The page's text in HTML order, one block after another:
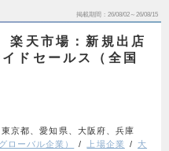
掲載期間 26/08/02～26/08/15
天市場：新規出店
ドセールス（全国
京都、愛知県、大阪府、兵庫
ローバル企業） 上場企業
大